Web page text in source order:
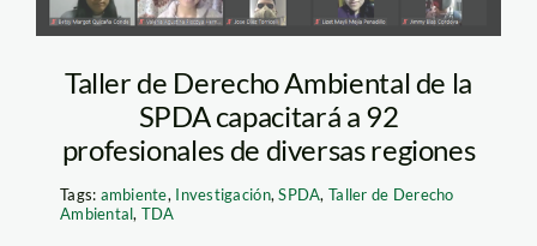
Taller de Derecho Ambiental de la
SPDA capacitará a 92
profesionales de diversas regiones
Tags: ambiente, Investigación,SPDA,Taller de Derecho
Ambiental, TDA